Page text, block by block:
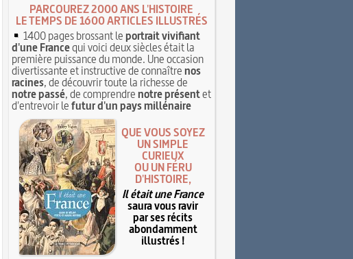
PARCOUREZ 2000 ANS L'HISTOIRE
LE TEMPS DE 1600 ARTICLES ILLUSTRÉS
1400 pages brossant leportrait vivifiant
d'une Francequi voici deux siècles était la
première puissance du monde. Une occasion
divertissante et instructive de connaîtrenos
racines, de découvrir toute la richesse de
notre passé, de comprendrenotre présentet
d'entrevoir lefutur d'un pays millénaire
QUE VOUS SOYEZ
UN SIMPLE
CURIEUX
OU UN FÉRU
D'HISTOIRE,
Il était une France
saura vous ravir
par ses récits
abondamment
illustrés !